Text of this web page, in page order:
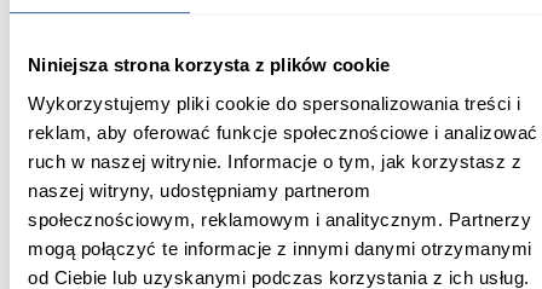
Niniejsza strona korzysta z plików cookie
Wykorzystujemy pliki cookie do spersonalizowania treści i
reklam, aby oferować funkcje społecznościowe i analizować
ruch w naszej witrynie. Informacje o tym, jak korzystasz z
naszej witryny, udostępniamy partnerom
społecznościowym, reklamowym i analitycznym. Partnerzy
mogą połączyć te informacje z innymi danymi otrzymanymi
od Ciebie lub uzyskanymi podczas korzystania z ich usług.
Szerokość [cm]:
168.00
Głębokość [cm]:
Wysokość [cm]:
64.00